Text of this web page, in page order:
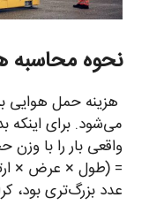
نحوه محاسبه
هزینه حمل هوایی
می‌شود. برای اینکه
واقعی بار را با
عدد بزرگ‌تری بود،